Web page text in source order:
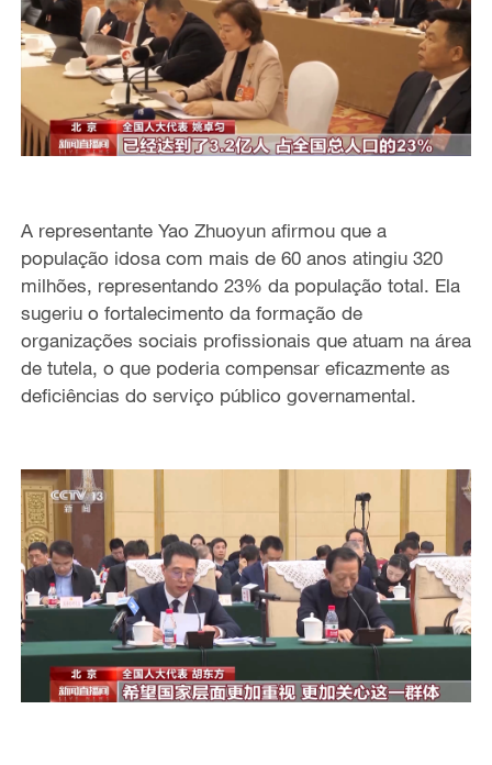
A representante Yao Zhuoyun afirmou que a
população idosacom mais de 60 anos atingiu 320
milhões, representando 23% da população total. Ela
sugeriu o fortalecimento da formação de
organizações sociais profissionais que atuam na área
de tutela, o que poderiacompensar eficazmente as
deficiências do serviço público governamental.